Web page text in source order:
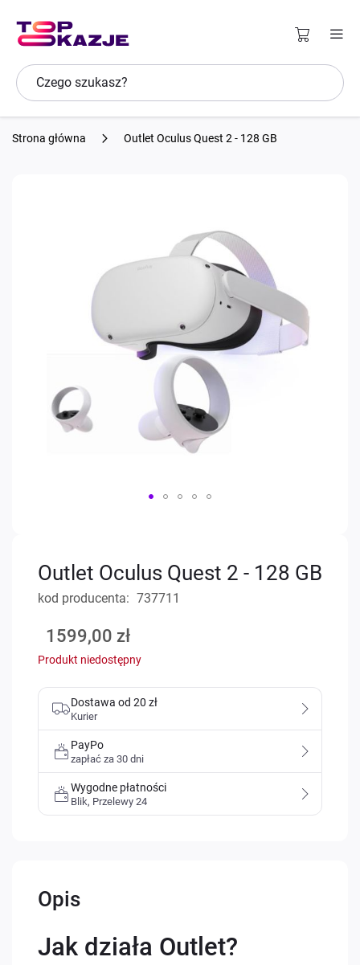
Strona główna Outlet Oculus Quest 2 - 128 GB
Outlet Oculus Quest 2 - 128 GB
1599,00 zł
kod producenta 737711
Produkt niedostępny
Dostawa od 20 zł
Kurier
PayPo
zapłać za 30 dni
Wygodne płatności
Blik, Przelewy 24
galerii
Opis
Jak działa Outlet?